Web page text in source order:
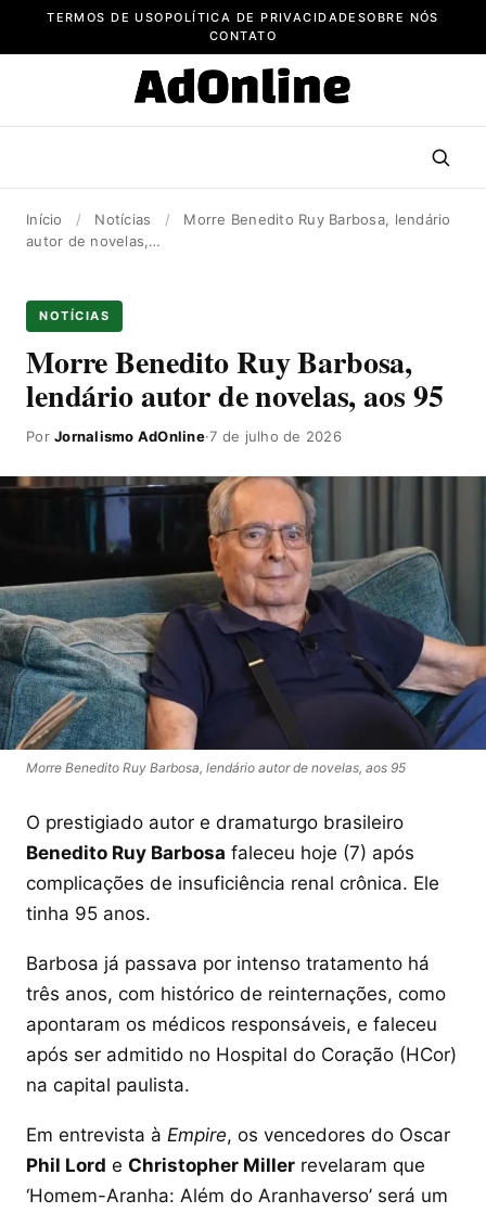
TERMOS DE USOPOLÍTICA DE PRIVACIDADE SOBRE NÓS
CONTATO
Início / Notícias /
Morre Benedito Ruy Barbosa, lendário
autor de novelas,…
NOTÍCIAS
Morre Benedito Ruy Barbosa,
lendário autor de novelas, aos 95
PorJornalismo AdOnline·7 de julho de 2026
Morre Benedito Ruy Barbosa, lendário autor de novelas, aos 95
O prestigiado autor e dramaturgo brasileiro
Benedito Ruy Barbosa faleceu hoje (7) após
complicações de insuficiência renal crônica. Ele
tinha 95 anos.
Barbosa já passava por intenso tratamento há
três anos, com histórico de reinternações, como
apontaram os médicos responsáveis, e faleceu
após ser admitido no Hospital do Coração (HCor)
na capital paulista.
Em entrevista à Empire, os vencedores do Oscar
Phil Lord e Christopher Miller revelaram que
‘Homem-Aranha: Além do Aranhaverso’ será um